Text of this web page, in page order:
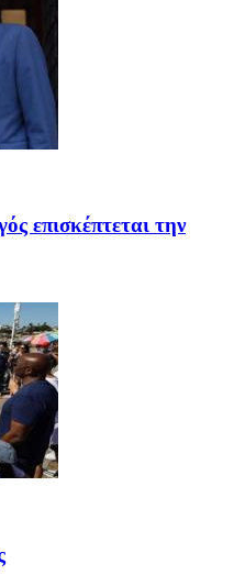
επισκέπτεται την